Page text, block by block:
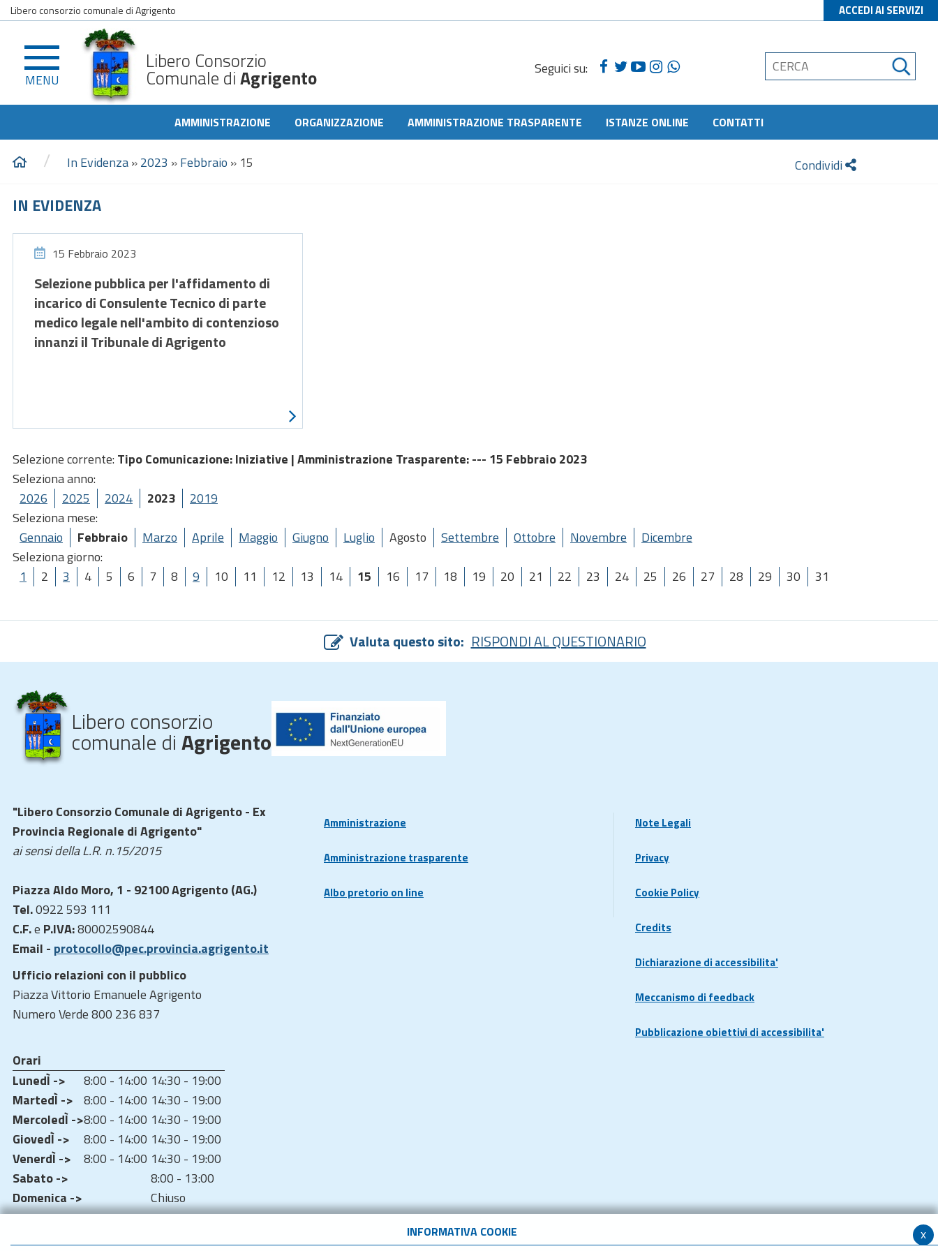
x
INFORMATIVA COOKIE
Libero consorzio comunale di Agrigento ACCEDI AI SERVIZI
MENU
Libero Consorzio
Comunale diAgrigento Seguici su:
AMMINISTRAZIONE ORGANIZZAZIONE AMMINISTRAZIONE TRASPARENTE ISTANZE ONLINE CONTATTI
/ In Evidenza»2023 »Febbraio » 15 Condividi
IN EVIDENZA
15 Febbraio 2023
Selezione pubblica per l'affidamento di
incarico di Consulente Tecnico di parte
medico legale nell'ambito di contenzioso
innanzi il Tribunale di Agrigento
Selezione corrente: Tipo Comunicazione: Iniziative |Amministrazione Trasparente: --- 15 Febbraio 2023
Seleziona anno:
2026
2025 2024 2023
2019
Seleziona mese:
Gennaio
Febbraio Marzo Aprile Maggio Giugno Luglio Agosto Settembre Ottobre Novembre
Dicembre
Seleziona giorno:
1
2 3 4 5 6 7 8 9 10 11 12 13 14 15 16 17 18 19 20 21 22 23 24 25 26 27 28 29 30 31
Valuta questo sito: RISPONDI AL QUESTIONARIO
Libero consorzio
comunale diAgrigento
"Libero Consorzio Comunale di Agrigento - Ex
Provincia Regionale di Agrigento"
ai sensi della L.R. n.15/2015
Piazza Aldo Moro, 1 - 92100 Agrigento (AG.)
Tel.0922 593 111
C.F.e P.IVA:80002590844
Email - protocollo@pec.provincia.agrigento.it
Ufficio relazioni con il pubblico
Piazza Vittorio Emanuele Agrigento
Numero Verde 800 236 837
Orari
LunedÌ ->
8:00 - 14:00 14:30 - 19:00
MartedÌ -> 8:00 - 14:00 14:30 - 19:00
MercoledÌ ->8:00 - 14:00 14:30 - 19:00
GiovedÌ ->
8:00 - 14:00 14:30 - 19:00
VenerdÌ ->
8:00 - 14:00 14:30 - 19:00
Sabato ->
8:00 - 13:00
Domenica ->
Chiuso
Amministrazione
Amministrazione trasparente
Albo pretorio on line
Note Legali
Privacy
Cookie Policy
Credits
Dichiarazione di accessibilita'
Meccanismo di feedback
Pubblicazione obiettivi di accessibilita'